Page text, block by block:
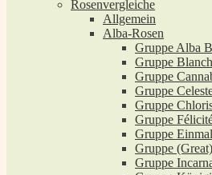
Rosenvergleiche
Allgemein
Alba-Rosen
Gruppe Alba
Gruppe
Gruppe
Gruppe
Gruppe
Gruppe
Gruppe
Gruppe
Gruppe